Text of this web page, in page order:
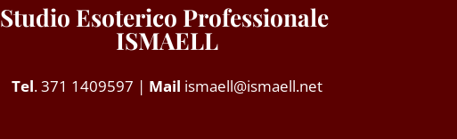
Studio Esoterico Professionale
ISMAELL
Tel. 371 1409597 | Mail ismaell@ismaell.net